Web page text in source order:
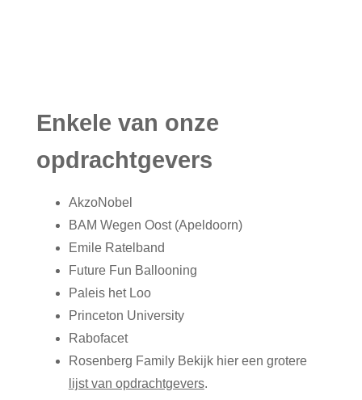
Enkele van onze
opdrachtgevers
AkzoNobel
BAM Wegen Oost (Apeldoorn)
Emile Ratelband
Future Fun Ballooning
Paleis het Loo
Princeton University
Rabofacet
Rosenberg Family Bekijk hier een grotere
lijst van opdrachtgevers.